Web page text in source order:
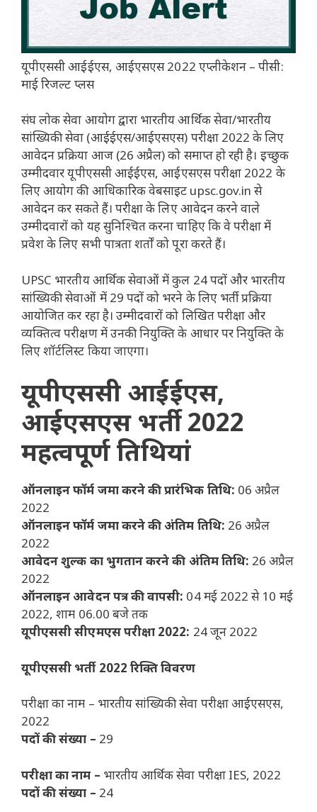
यूपीएससी आईईएस, आईएसएस 2022 एप्लीकेशन – पीसी:
माई रिजल्ट प्लस
संघ लोक सेवा आयोग द्वारा भारतीय आर्थिक सेवा/भारतीय
सांख्यिकी सेवा (आईईएस/आईएसएस) परीक्षा 2022 के लिए
आवेदन प्रक्रिया आज (26 अप्रैल) को समाप्त हो रही है। इच्छुक
उम्मीदवार यूपीएससी आईईएस, आईएसएस परीक्षा 2022 के
लिए आयोग की आधिकारिक वेबसाइट upsc.gov.in से
आवेदन कर सकते हैं। परीक्षा के लिए आवेदन करने वाले
उम्मीदवारों को यह सुनिश्चित करना चाहिए कि वे परीक्षा में
प्रवेश के लिए सभी पात्रता शर्तों को पूरा करते हैं।
UPSC भारतीय आर्थिक सेवाओं में कुल 24 पदों और भारतीय
सांख्यिकी सेवाओं में 29 पदों को भरने के लिए भर्ती प्रक्रिया
आयोजित कर रहा है। उम्मीदवारों को लिखित परीक्षा और
व्यक्तित्व परीक्षण में उनकी नियुक्ति के आधार पर नियुक्ति के
लिए शॉर्टलिस्ट किया जाएगा।
यूपीएससी आईईएस,
आईएसएस भर्ती 2022
महत्वपूर्ण तिथियां
ऑनलाइन फॉर्म जमा करने की प्रारंभिक तिथि: 06 अप्रैल
2022
ऑनलाइन फॉर्म जमा करने की अंतिम तिथि: 26 अप्रैल
2022
आवेदन शुल्क का भुगतान करने की अंतिम तिथि: 26 अप्रैल
2022
ऑनलाइन आवेदन पत्र की वापसी: 04 मई 2022 से 10 मई
2022, शाम 06.00 बजे तक
यूपीएससी सीएमएस परीक्षा 2022: 24 जून 2022
यूपीएससी भर्ती 2022 रिक्ति विवरण
परीक्षा का नाम – भारतीय सांख्यिकी सेवा परीक्षा आईएसएस,
2022
पदों की संख्या – 29
परीक्षा का नाम – भारतीय आर्थिक सेवा परीक्षा IES, 2022
पदों की संख्या – 24